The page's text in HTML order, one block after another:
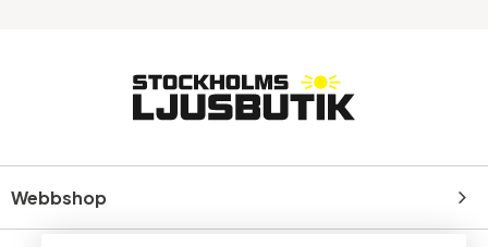
Webbshop